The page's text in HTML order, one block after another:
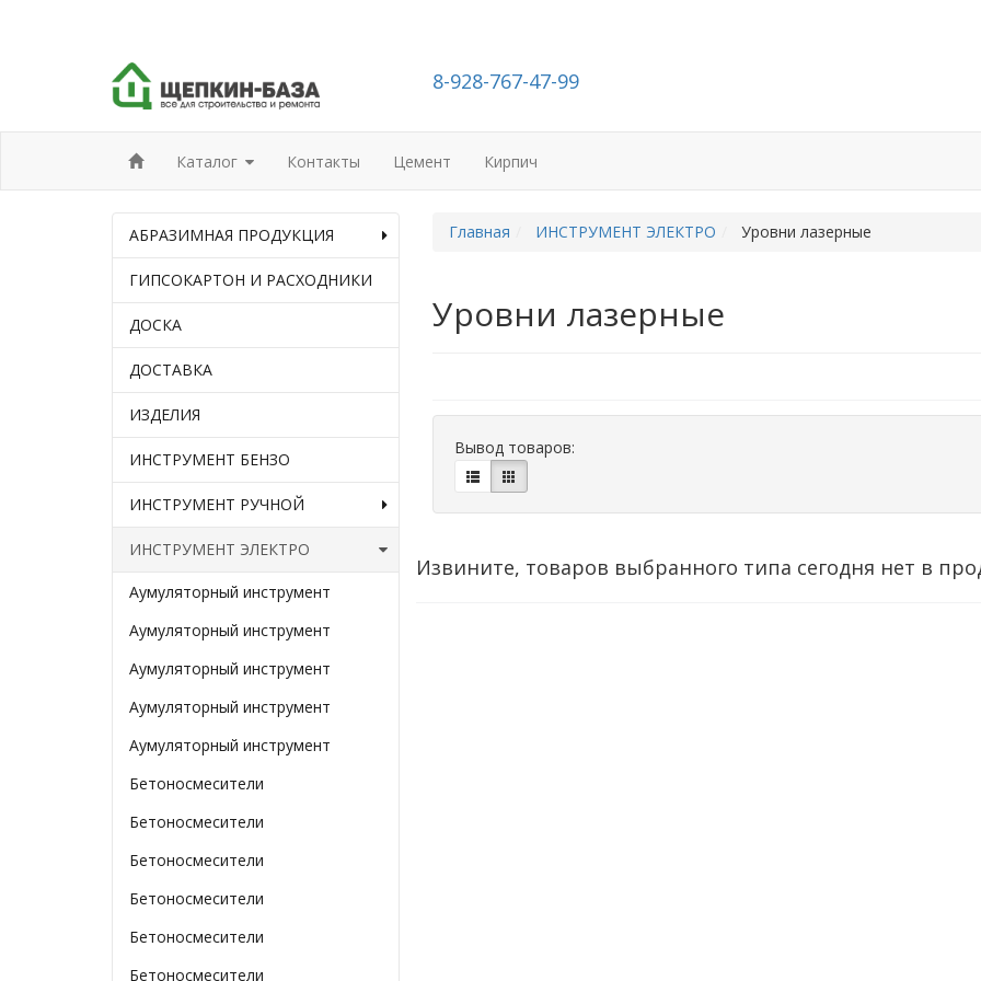
8-928-767-47-99
Каталог Контакты Цемент Кирпич
АБРАЗИМНАЯ ПРОДУКЦИЯ
ГИПСОКАРТОН И РАСХОДНИКИ
ДОСКА
ДОСТАВКА
ИЗДЕЛИЯ
ИНСТРУМЕНТ БЕНЗО
ИНСТРУМЕНТ РУЧНОЙ
ИНСТРУМЕНТ ЭЛЕКТРО
Аумуляторный инструмент
Аумуляторный инструмент
Аумуляторный инструмент
Аумуляторный инструмент
Аумуляторный инструмент
Бетоносмесители
Бетоносмесители
Бетоносмесители
Бетоносмесители
Бетоносмесители
Бетоносмесители
Главная ИНСТРУМЕНТ ЭЛЕКТРО Уровни лазерные
Уровни лазерные
Вывод товаров:
Извините, товаров выбранного типа сегодня нет в